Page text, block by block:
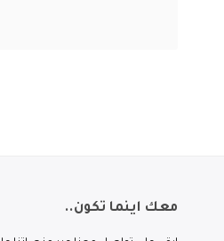
معك اينما تكون..